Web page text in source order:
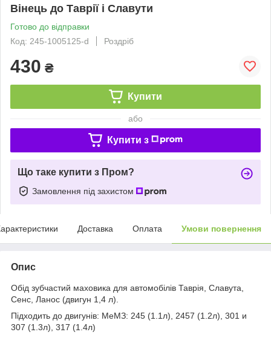
Вінець до Таврії і Славути
Готово до відправки
Код: 245-1005125-d
Роздріб
430 ₴
Купити
або
Купити з
Що таке купити з Пром?
Замовлення під захистом
Доставка Оплата Умови повернення
Опис
Обід зубчастий маховика для автомобілів Таврія, Славута,
Сенс, Ланос (двигун 1,4 л).
Підходить до двигунів: МеМЗ: 245 (1.1л), 2457 (1.2л), 301 и
307 (1.3л), 317 (1.4л)